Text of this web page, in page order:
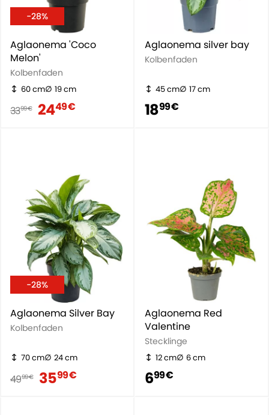
-28%
Aglaonema 'Coco
Melon'
Kolbenfaden
60 cm 19 cm
3399 € 2449 €
Aglaonema silver bay
Kolbenfaden
45 cm 17 cm
1899 €
-28%
Aglaonema Silver Bay
Kolbenfaden
70 cm 24 cm
4999 € 3599 €
Aglaonema Red
Valentine
Stecklinge
12 cm 6 cm
699 €